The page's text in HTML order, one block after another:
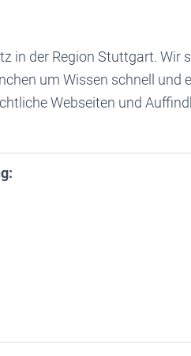
in der Region Stuttgart. Wir
um Wissen schnell und
Webseiten und